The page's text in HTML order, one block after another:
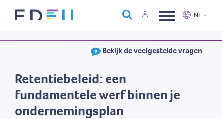
Over Edfin
Kalender
NL
Français
Bekijk de veelgestelde vragen
Retentiebeleid: een
fundamentele werf binnen je
ondernemingsplan